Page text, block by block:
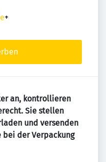
+
an, kontrollieren
Sie stellen
und versenden
bei der Verpackung